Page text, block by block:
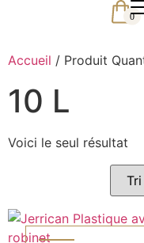
0
Accueil / Produit
10 L
Voici le seul résultat